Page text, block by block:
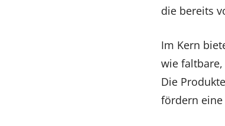
die bereits
Im Kern
wie
Die
fördern